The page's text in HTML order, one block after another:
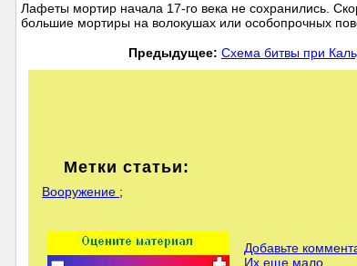
Лафеты мортир начала 17-го века не сохранились.
большие мортиры на волокушах или особопрочных
Предыдущее: Схема битвы при
Метки статьи:
Вооружение ;
Добавьте
Их еще мало...